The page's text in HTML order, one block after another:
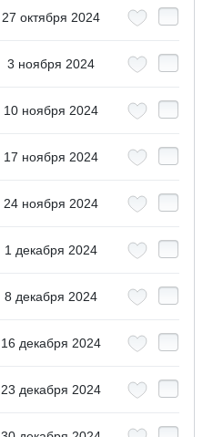
27 октября 2024
3 ноября 2024
10 ноября 2024
17 ноября 2024
24 ноября 2024
1 декабря 2024
8 декабря 2024
16 декабря 2024
23 декабря 2024